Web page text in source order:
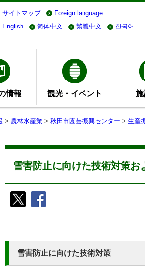
サイトマップ Foreign language
English
简体中文 繁體中文 한국어
情報 観光・イベント 施
> 農林水産業 > 秋田市園芸振興センター > 生産
雪害防止に向けた技術対策
雪害防止に向けた技術対策